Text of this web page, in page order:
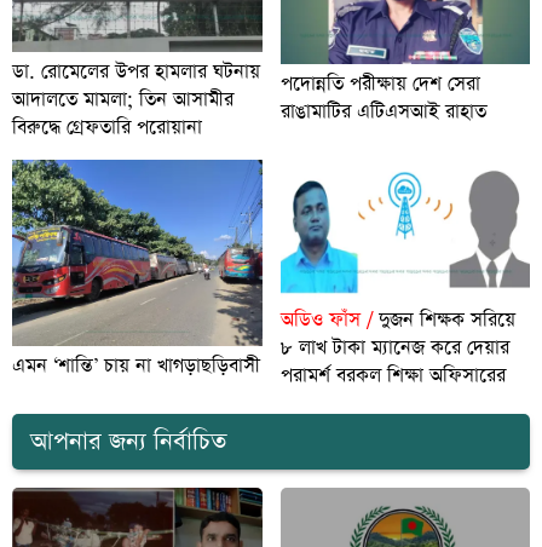
ডা. রোমেলের উপর হামলার ঘটনায়
আদালতে মামলা; তিন আসামীর
বিরুদ্ধে গ্রেফতারি পরোয়ানা
পদোন্নতি পরীক্ষায় দেশ সেরা
রাঙামাটির এটিএসআই রাহাত
এমন ‘শান্তি’ চায় না খাগড়াছড়িবাসী
অডিও ফাঁস /দুজন শিক্ষক সরিয়ে
৮ লাখ টাকা ম্যানেজ করে দেয়ার
পরামর্শ বরকল শিক্ষা অফিসারের
আপনার জন্য নির্বাচিত